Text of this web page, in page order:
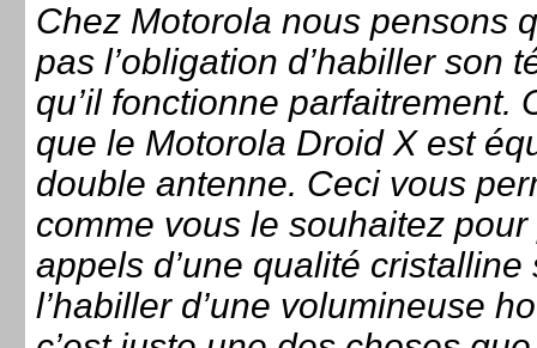
Chez Motorola nous pensons
pas l’obligation d’habiller son
qu’il fonctionne parfaitrement.
que le Motorola Droid X est
double antenne. Ceci vous
comme vous le souhaitez
appels d’une qualité cristalline
l’habiller d’une volumineuse